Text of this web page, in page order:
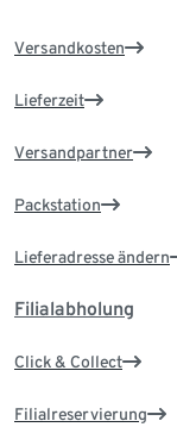
Versandkosten
Lieferzeit
Versandpartner
Packstation
Lieferadresse ändern
Filialabholung
Click & Collect
Filialreservierung